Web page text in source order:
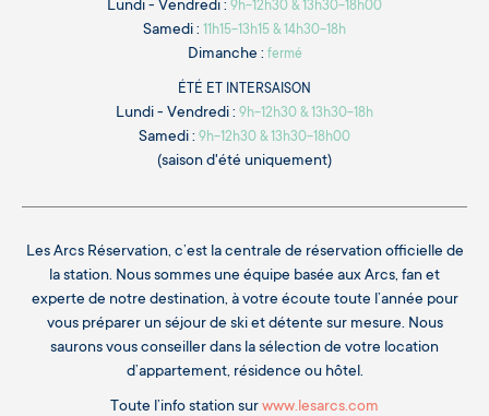
Lundi - Vendredi : 9h-12h30 & 13h30-18h00
Samedi : 11h15-13h15 & 14h30-18h
Dimanche : fermé
ÉTÉ ET INTERSAISON
Lundi - Vendredi : 9h-12h30 & 13h30-18h
Samedi : 9h-12h30 & 13h30-18h00
(saison d'été uniquement)
Les Arcs Réservation, c’est la centrale de réservation officielle de
la station. Nous sommes une équipe basée aux Arcs, fan et
experte de notre destination, à votre écoute toute l’année pour
vous préparer un séjour de ski et détente sur mesure. Nous
saurons vous conseiller dans la sélection de votre location
d’appartement, résidence ou hôtel.
Toute l’info station surwww.lesarcs.com